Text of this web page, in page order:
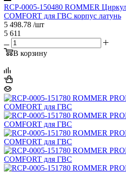
RCP-0005-150480 ROMMER
COMFORT для ГВС корпус латунь
5 498.78 /шт
5 611
В корзину